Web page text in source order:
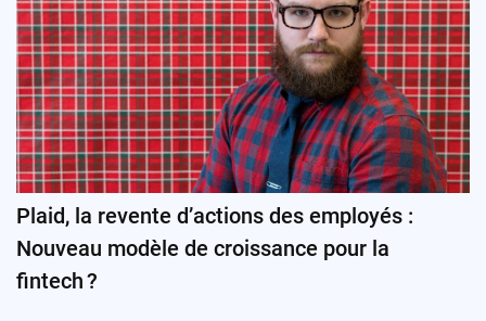
Plaid, la revente d’actions des employés :
Nouveau modèle de croissance pour la
fintech ?